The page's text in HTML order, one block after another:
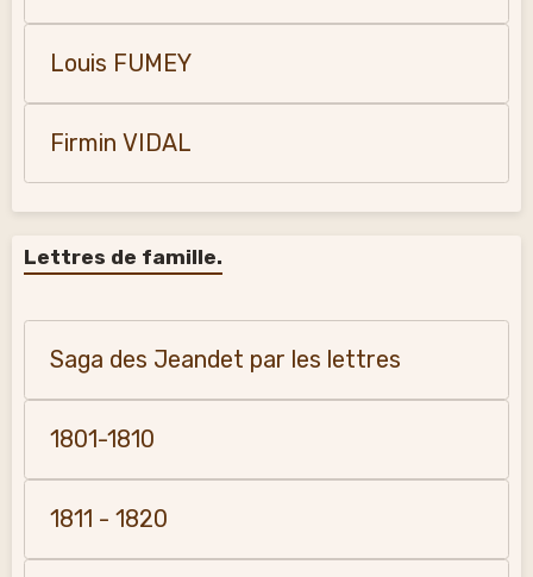
Louis FUMEY
Firmin VIDAL
Lettres de famille.
Saga des Jeandet par les lettres
1801-1810
1811 - 1820